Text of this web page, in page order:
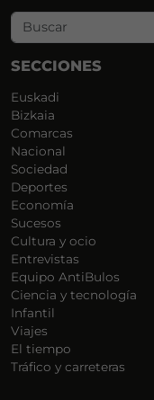
SECCIONES
Euskadi
Bizkaia
Comarcas
Nacional
Sociedad
Deportes
Economía
Sucesos
Cultura y ocio
Entrevistas
Equipo AntiBulos
Ciencia y tecnología
Infantil
Viajes
El tiempo
Tráfico y carreteras